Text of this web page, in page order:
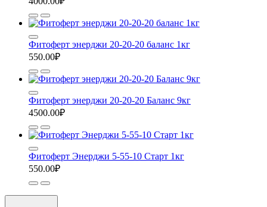
Фитоферт энерджи 20-20-20 баланс 1кг
550.00₽
Фитоферт энерджи 20-20-20 Баланс 9кг
4500.00₽
Фитоферт Энерджи 5-55-10 Старт 1кг
550.00₽